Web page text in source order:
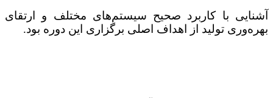
آشنایی با کاربرد صحیح سیستم‌های مختلف و ارتقای
بهره‌وری تولید از اهداف اصلی برگزاری این دوره بود.